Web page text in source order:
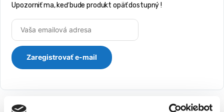
Upozorniť ma, keď bude produkt opäť dostupný !